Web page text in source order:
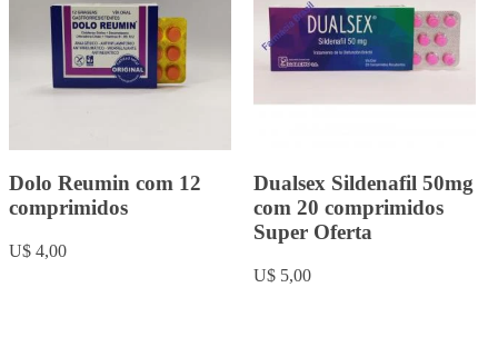
Rowachol com 50
cápsulas.
U$ 9,00
Fluoxetina 20mg com 20
comprimidos